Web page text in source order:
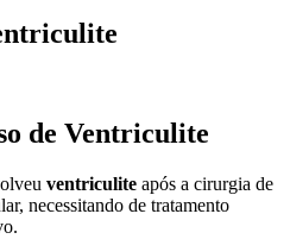
de Ventriculite
ventriculite após a cirurgia de
necessitando de tratamento